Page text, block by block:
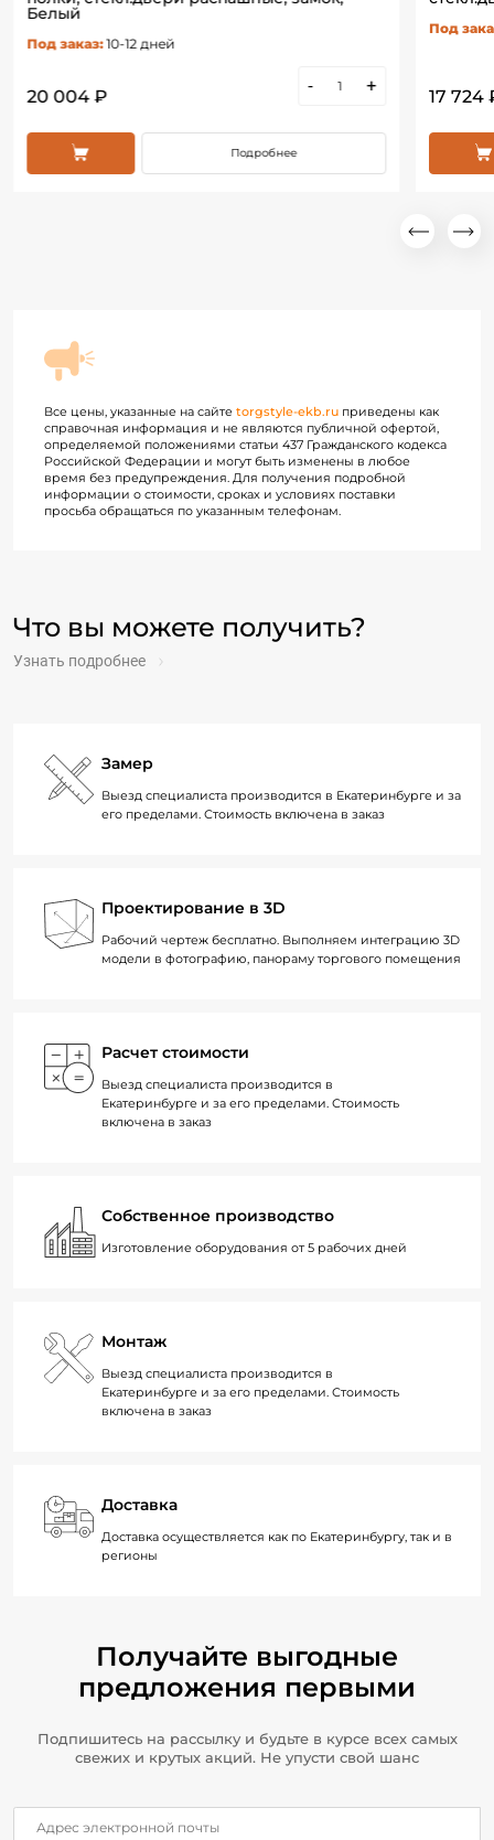
Белый
Под заказ: 10-12 дней
20 004 ₽
- +
Подробнее
Под
17 724
Все цены, указанные на сайте torgstyle-ekb.ru приведены как
справочная информация и не являются публичной офертой,
определяемой положениями статьи 437 Гражданского кодекса
Российской Федерации и могут быть изменены в любое
время без предупреждения. Для получения подробной
информации о стоимости, сроках и условиях поставки
просьба обращаться по указанным телефонам.
Что вы можете получить?
Узнать подробнее
Замер
Выезд специалиста производится в Екатеринбурге и за
его пределами. Стоимость включена в заказ
Проектирование в 3D
Рабочий чертеж бесплатно. Выполняем интеграцию 3D
модели в фотографию, панораму торгового помещения
Расчет стоимости
Выезд специалиста производится в
Екатеринбурге и за его пределами. Стоимость
включена в заказ
Собственное производство
Изготовление оборудования от 5 рабочих дней
Монтаж
Выезд специалиста производится в
Екатеринбурге и за его пределами. Стоимость
включена в заказ
Доставка
Доставка осуществляется как по Екатеринбургу, так и в
регионы
Получайте выгодные
предложения первыми
Подпишитесь на рассылку и будьте в курсе всех самых
свежих и крутых акций. Не упусти свой шанс